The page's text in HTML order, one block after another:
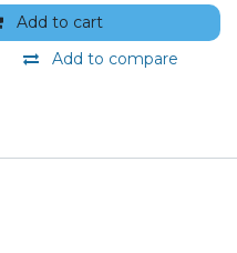
Add to cart
Add to compare